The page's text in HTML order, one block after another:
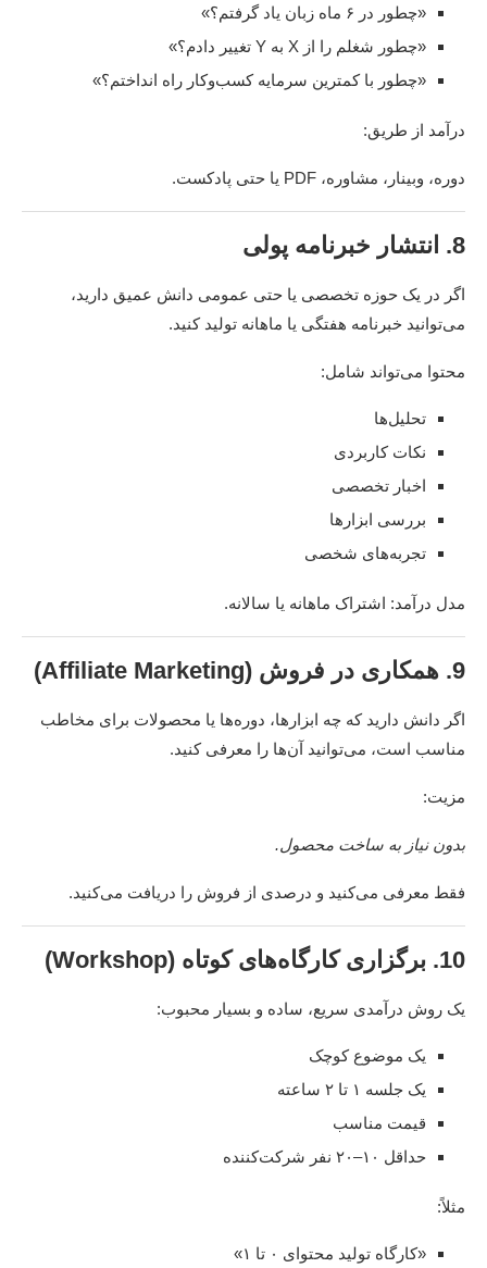
«چطور در ۶ ماه زبان یاد گرفتم؟»
«چطور شغلم را از X به Y تغییر دادم؟»
«چطور با کمترین سرمایه کسب‌وکار راه انداختم؟»
درآمد از طریق:
دوره، وبینار، مشاوره، PDF یا حتی پادکست.
8. انتشار خبرنامه پولی
اگر در یک حوزه تخصصی یا حتی عمومی دانش عمیق دارید،
می‌توانید خبرنامه هفتگی یا ماهانه تولید کنید.
محتوا می‌تواند شامل:
تحلیل‌ها
نکات کاربردی
اخبار تخصصی
بررسی ابزارها
تجربه‌های شخصی
مدل درآمد: اشتراک ماهانه یا سالانه.
9. همکاری در فروش (Affiliate Marketing)
اگر دانش دارید که چه ابزارها، دوره‌ها یا محصولات برای مخاطب
مناسب است، می‌توانید آن‌ها را معرفی کنید.
مزیت:
بدون نیاز به ساخت محصول.
فقط معرفی می‌کنید و درصدی از فروش را دریافت می‌کنید.
10. برگزاری کارگاه‌های کوتاه (Workshop)
یک روش درآمدی سریع، ساده و بسیار محبوب:
یک موضوع کوچک
یک جلسه ۱ تا ۲ ساعته
قیمت مناسب
حداقل ۱۰–۲۰ نفر شرکت‌کننده
مثلاً:
«کارگاه تولید محتوای ۰ تا ۱»